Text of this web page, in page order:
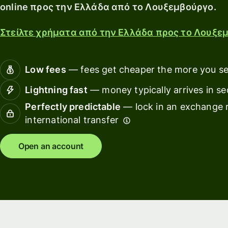
Explore
card
returns
Assets
Europe
Pricing
with
Assets
team
finances
Connect
online προς την Ελλάδα από το Λουξεμβούργο.
Στείλτε χρήματα από την Ελλάδα προς το
Low fees — fees get cheaper the more you
Lightning fast — money typically arrives in
Perfectly predictable — lock in an exchange
international transfer
Open an account